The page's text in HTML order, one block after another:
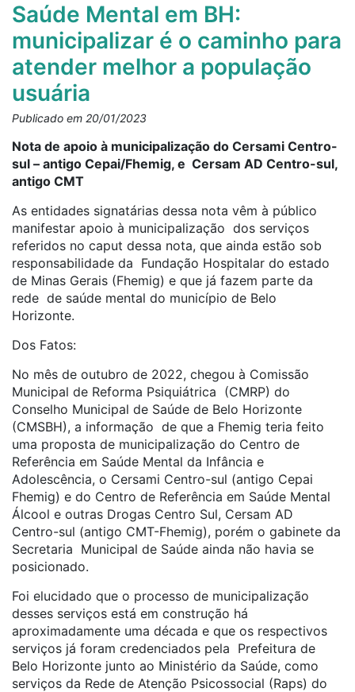
Saúde Mental em BH:
municipalizar é o caminho para
atender melhor a população
usuária
Publicado em 20/01/2023
Nota de apoio à municipalização do Cersami Centro-
sul – antigo Cepai/Fhemig, e Cersam AD Centro-sul,
antigo CMT
As entidades signatárias dessa nota vêm à público
manifestar apoio à municipalização dos serviços
referidos no caput dessa nota, que ainda estão sob
responsabilidade da Fundação Hospitalar do estado
de Minas Gerais (Fhemig) e que já fazem parte da
rede de saúde mental do município de Belo
Horizonte.
Dos Fatos:
No mês de outubro de 2022, chegou à Comissão
Municipal de Reforma Psiquiátrica (CMRP) do
Conselho Municipal de Saúde de Belo Horizonte
(CMSBH), a informação de que a Fhemig teria feito
uma proposta de municipalização do Centro de
Referência em Saúde Mental da Infância e
Adolescência, o Cersami Centro-sul (antigo Cepai
Fhemig) e do Centro de Referência em Saúde Mental
Álcool e outras Drogas Centro Sul, Cersam AD
Centro-sul (antigo CMT-Fhemig), porém o gabinete da
Secretaria Municipal de Saúde ainda não havia se
posicionado.
Foi elucidado que o processo de municipalização
desses serviços está em construção há
aproximadamente uma década e que os respectivos
serviços já foram credenciados pela Prefeitura de
Belo Horizonte junto ao Ministério da Saúde, como
serviços da Rede de Atenção Psicossocial (Raps) do